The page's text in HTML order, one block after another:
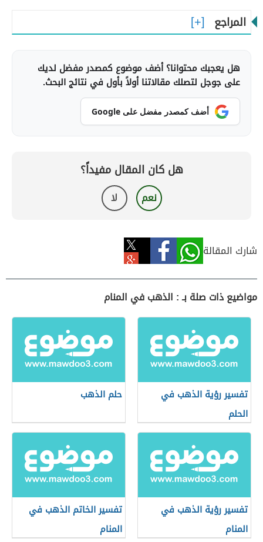
المراجع
هل يعجبك محتوانا؟ أضف موضوع كمصدر مفضل لديك
على جوجل لتصلك مقالاتنا أولاً بأول في نتائج البحث.
أضف كمصدر مفضل على Google
هل كان المقال مفيداً؟
نعم لا
شارك المقالة
مواضيع ذات صلة بـ : الذهب في المنام
تفسير رؤية الذهب في
الحلم
حلم الذهب
تفسير رؤية الذهب في
المنام
تفسير الخاتم الذهب في
المنام